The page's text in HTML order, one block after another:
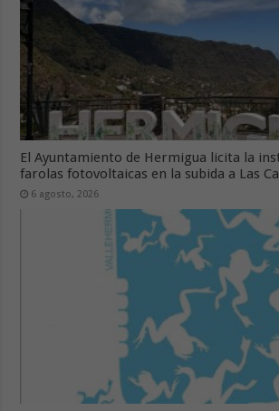
El Ayuntamiento de Hermigua licita la
farolas fotovoltaicas en la subida a Las
6 agosto, 2026